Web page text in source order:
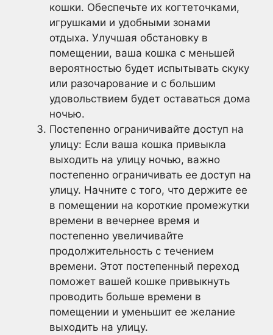
кошки. Обеспечьте их когтеточками,
игрушками и удобными зонами
отдыха. Улучшая обстановку в
помещении, ваша кошка с меньшей
вероятностью будет испытывать скуку
или разочарование и с большим
удовольствием будет оставаться дома
ночью.
Постепенно ограничивайте доступ на
улицу: Если ваша кошка привыкла
выходить на улицу ночью, важно
постепенно ограничивать ее доступ на
улицу. Начните с того, что держите ее
в помещении на короткие промежутки
времени в вечернее время и
постепенно увеличивайте
продолжительность с течением
времени. Этот постепенный переход
поможет вашей кошке привыкнуть
проводить больше времени в
помещении и уменьшит ее желание
выходить на улицу.